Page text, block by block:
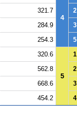
4
321.7 2
284.9 3
254.3 5
320.6
5
1
562.8 2
668.6 3
454.2 4